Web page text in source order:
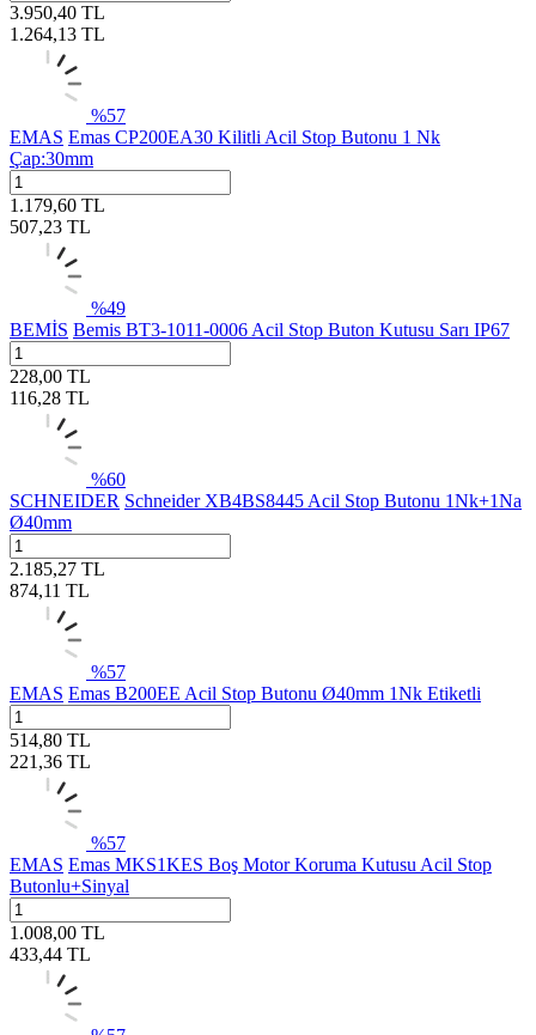
3.950,40 TL
1.264,13 TL
%57
EMAS Emas CP200EA30 Kilitli Acil Stop Butonu 1 Nk
Çap:30mm
1.179,60 TL
507,23 TL
%49
BEMİS Bemis BT3-1011-0006 Acil Stop Buton Kutusu Sarı IP67
228,00 TL
116,28 TL
%60
SCHNEIDER Schneider XB4BS8445 Acil Stop Butonu 1Nk+1Na
Ø40mm
2.185,27 TL
874,11 TL
%57
EMAS Emas B200EE Acil Stop Butonu Ø40mm 1Nk Etiketli
514,80 TL
221,36 TL
%57
EMAS Emas MKS1KES Boş Motor Koruma Kutusu Acil Stop
Butonlu+Sinyal
1.008,00 TL
433,44 TL